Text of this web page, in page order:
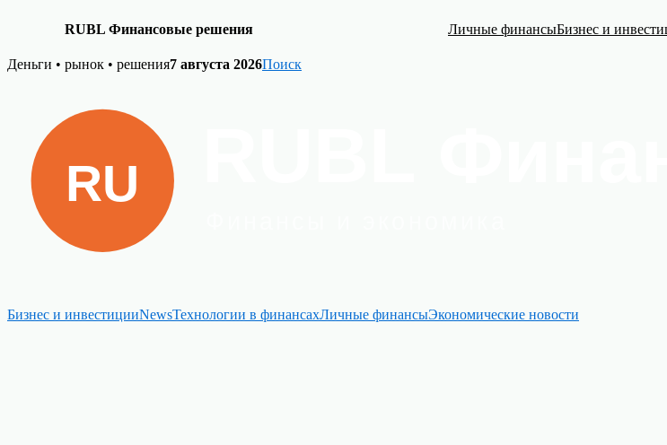
RUBL Финансовые решения Личные финансыБизнес и
Skip
Деньги • рынок • решения7 августа 2026Поиск
Бизнес и инвестицииNewsТехнологии в финансахЛичные финансыЭкономические новости